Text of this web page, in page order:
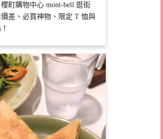
町購物中心 mont-bell 逛街
差、必買神物、限定 T 恤與